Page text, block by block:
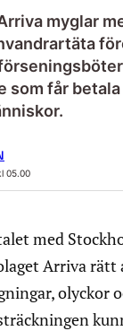
myglar
som får
05.00
med
Arriva
olyckor